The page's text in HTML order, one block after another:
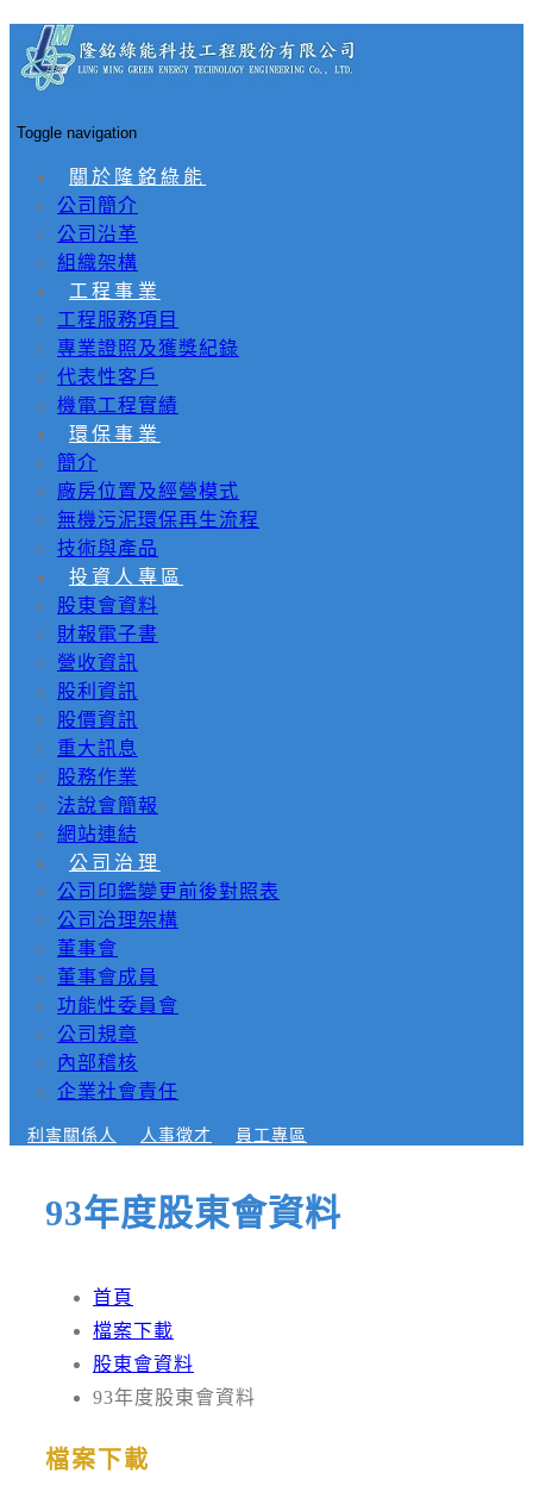
Toggle navigation
關於隆銘綠能
公司簡介
公司沿革
組織架構
工程事業
工程服務項目
專業證照及獲獎紀錄
代表性客戶
機電工程實績
環保事業
簡介
廠房位置及經營模式
無機污泥環保再生流程
技術與產品
投資人專區
股東會資料
財報電子書
營收資訊
股利資訊
股價資訊
重大訊息
股務作業
法說會簡報
網站連結
公司治理
公司印鑑變更前後對照表
公司治理架構
董事會
董事會成員
功能性委員會
公司規章
內部稽核
企業社會責任
利害關係人 人事徵才 員工專區
93年度股東會資料
首頁
檔案下載
股東會資料
93年度股東會資料
檔案下載